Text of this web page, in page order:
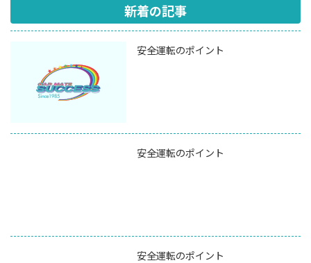
新着の記事
安全運転のポイント
安全運転のポイント
安全運転のポイント